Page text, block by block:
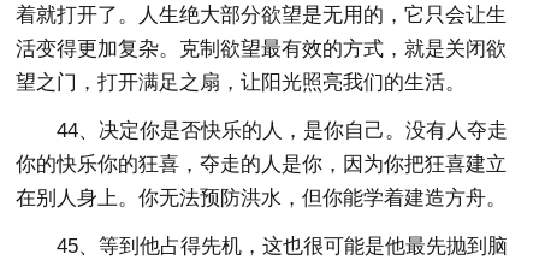
着就打开了。人生绝大部分欲望是无用的，它只会让生
活变得更加复杂。克制欲望最有效的方式，就是关闭欲
望之门，打开满足之扇，让阳光照亮我们的生活。
44、决定你是否快乐的人，是你自己。没有人夺走
你的快乐你的狂喜，夺走的人是你，因为你把狂喜建立
在别人身上。你无法预防洪水，但你能学着建造方舟。
45、等到他占得先机，这也很可能是他最先抛到脑